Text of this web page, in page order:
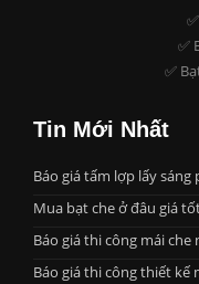
✅
✅
Tin Mới Nhất
Báo giá tấm lợp lấy
Mua bạt che ở đâu giá
Báo giá thi công mái
Báo giá thi công thiết kế